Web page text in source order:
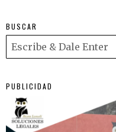
BUSCAR
PUBLICIDAD